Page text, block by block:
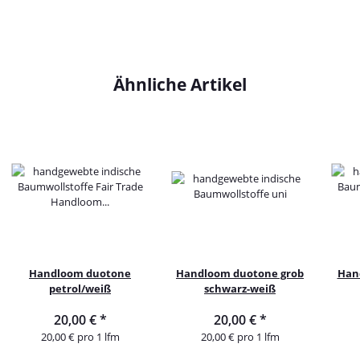
Ähnliche Artikel
Handloom duotone
petrol/weiß
20,00 €*
20,00 € pro 1 lfm
Handloom duotone grob
schwarz-weiß
20,00 €*
20,00 € pro 1 lfm